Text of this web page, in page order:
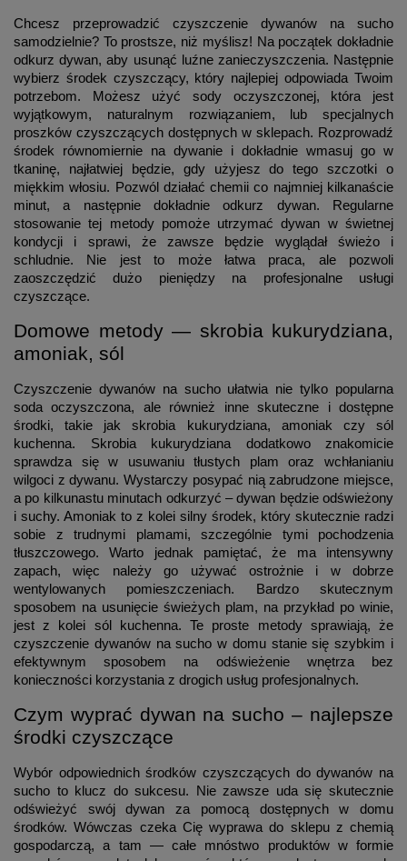
Chcesz przeprowadzić czyszczenie dywanów na sucho
samodzielnie? To prostsze, niż myślisz! Na początek dokładnie
odkurz dywan, aby usunąć luźne zanieczyszczenia. Następnie
wybierz środek czyszczący, który najlepiej odpowiada Twoim
potrzebom. Możesz użyć sody oczyszczonej, która jest
wyjątkowym, naturalnym rozwiązaniem, lub specjalnych
proszków czyszczących dostępnych w sklepach. Rozprowadź
środek równomiernie na dywanie i dokładnie wmasuj go w
tkaninę, najłatwiej będzie, gdy użyjesz do tego szczotki o
miękkim włosiu. Pozwól działać chemii co najmniej kilkanaście
minut, a następnie dokładnie odkurz dywan. Regularne
stosowanie tej metody pomoże utrzymać dywan w świetnej
kondycji i sprawi, że zawsze będzie wyglądał świeżo i
schludnie. Nie jest to może łatwa praca, ale pozwoli
zaoszczędzić dużo pieniędzy na profesjonalne usługi
czyszczące.
Domowe metody — skrobia kukurydziana,
amoniak, sól
Czyszczenie dywanów na sucho ułatwia nie tylko popularna
soda oczyszczona, ale również inne skuteczne i dostępne
środki, takie jak skrobia kukurydziana, amoniak czy sól
kuchenna. Skrobia kukurydziana dodatkowo znakomicie
sprawdza się w usuwaniu tłustych plam oraz wchłanianiu
wilgoci z dywanu. Wystarczy posypać nią zabrudzone miejsce,
a po kilkunastu minutach odkurzyć – dywan będzie odświeżony
i suchy. Amoniak to z kolei silny środek, który skutecznie radzi
sobie z trudnymi plamami, szczególnie tymi pochodzenia
tłuszczowego. Warto jednak pamiętać, że ma intensywny
zapach, więc należy go używać ostrożnie i w dobrze
wentylowanych pomieszczeniach. Bardzo skutecznym
sposobem na usunięcie świeżych plam, na przykład po winie,
jest z kolei sól kuchenna. Te proste metody sprawiają, że
czyszczenie dywanów na sucho w domu stanie się szybkim i
efektywnym sposobem na odświeżenie wnętrza bez
konieczności korzystania z drogich usług profesjonalnych.
Czym wyprać dywan na sucho – najlepsze
środki czyszczące
Wybór odpowiednich środków czyszczących do dywanów na
sucho to klucz do sukcesu. Nie zawsze uda się skutecznie
odświeżyć swój dywan za pomocą dostępnych w domu
środków. Wówczas czeka Cię wyprawa do sklepu z chemią
gospodarczą, a tam — całe mnóstwo produktów w formie